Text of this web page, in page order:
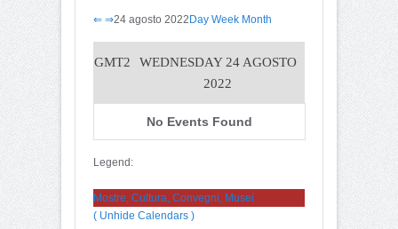
⇐ ⇒24 agosto 2022Day Week Month
GMT2
WEDNESDAY 24 AGOSTO
2022
No Events Found
Legend:
Mostre, Cultura, Convegni, Musei
( Unhide Calendars )